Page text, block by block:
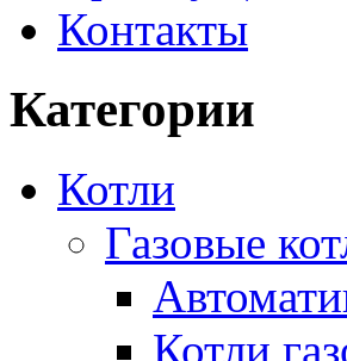
Контакты
Категории
Котли
Газовые
Котли